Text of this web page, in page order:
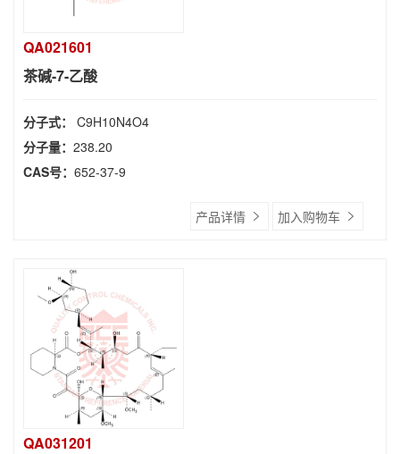
QA021601
茶碱-7-乙酸
分子式： C9H10N4O4
分子量： 238.20
CAS号： 652-37-9
产品详情 加入购物车
QA031201